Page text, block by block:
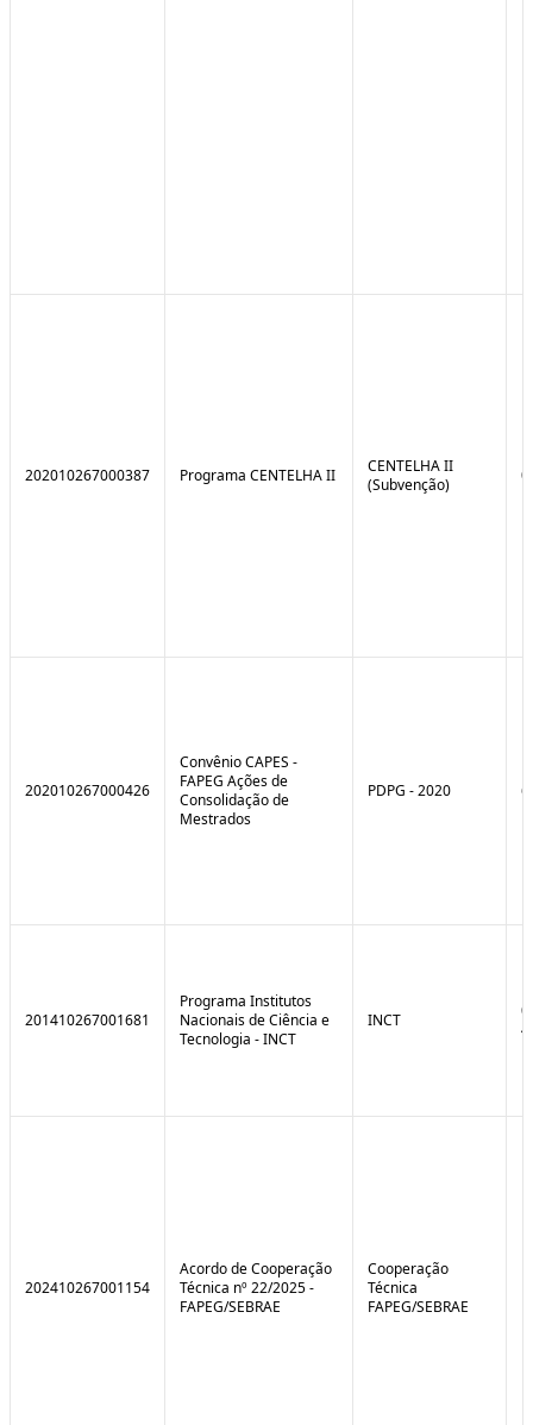
202010267000387 Programa CENTELHA II
CENTELHA II
(Subvenção)
202010267000426
Convênio CAPES -
FAPEG Ações de
Consolidação de
Mestrados
PDPG - 2020
201410267001681
Programa Institutos
Nacionais de Ciência e
Tecnologia - INCT
INCT
202410267001154
Acordo de Cooperação
Técnica nº 22/2025 -
FAPEG/SEBRAE
Cooperação
Técnica
FAPEG/SEBRAE